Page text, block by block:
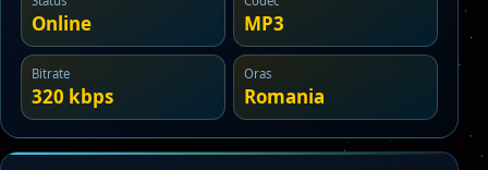
Online MP3
Bitrate
320 kbps
Oras
Romania